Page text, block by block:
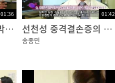
01:36
기계 판막과 조직 판막의 차이
01:42
선천성 중격결손증의 치료
송종민